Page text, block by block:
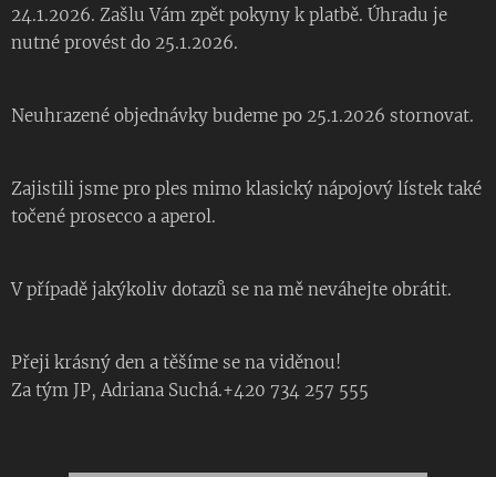
24.1.2026. Zašlu Vám zpět pokyny k platbě. Úhradu je
nutné provést do 25.1.2026.
Neuhrazené objednávky budeme po 25.1.2026 stornovat.
Zajistili jsme pro ples mimo klasický nápojový lístek také
točené prosecco a aperol.
V případě jakýkoliv dotazů se na mě neváhejte obrátit.
Přeji krásný den a těšíme se na viděnou!
Za tým JP, Adriana Suchá.+420 734 257 555